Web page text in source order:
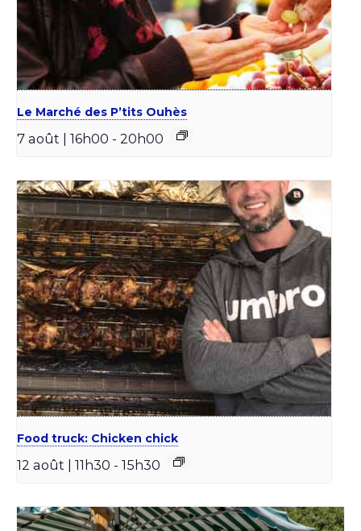
Le Marché des P’tits Ouhès
7 août | 16h00 - 20h00
Food truck: Chicken chick
12 août | 11h30 - 15h30